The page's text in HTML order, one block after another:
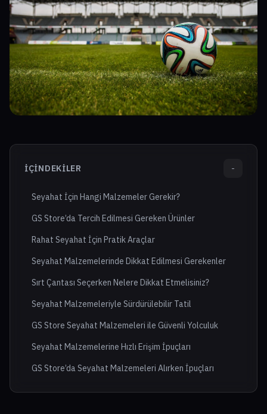
İÇINDEKILER -
Seyahat İçin Hangi Malzemeler Gerekir?
GS Store’da Tercih Edilmesi Gereken Ürünler
Rahat Seyahat İçin Pratik Araçlar
Seyahat Malzemelerinde Dikkat Edilmesi Gerekenler
Sırt Çantası Seçerken Nelere Dikkat Etmelisiniz?
Seyahat Malzemeleriyle Sürdürülebilir Tatil
GS Store Seyahat Malzemeleri ile Güvenli Yolculuk
Seyahat Malzemelerine Hızlı Erişim İpuçları
GS Store’da Seyahat Malzemeleri Alırken İpuçları